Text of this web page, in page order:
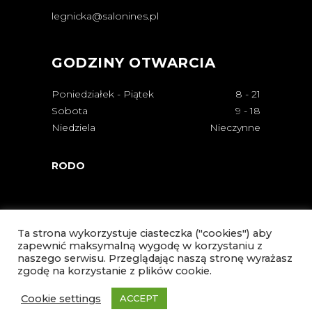
legnicka@salonines.pl
GODZINY OTWARCIA
Poniedziałek - Piątek 8 - 21
Sobota
9 - 18
Niedziela
Nieczynne
RODO
© Copyright Salon Ines 2021
Ta strona wykorzystuje ciasteczka ("cookies") aby
zapewnić maksymalną wygodę w korzystaniu z
naszego serwisu. Przeglądając naszą stronę wyrażasz
zgodę na korzystanie z plików cookie.
Cookie settings ACCEPT